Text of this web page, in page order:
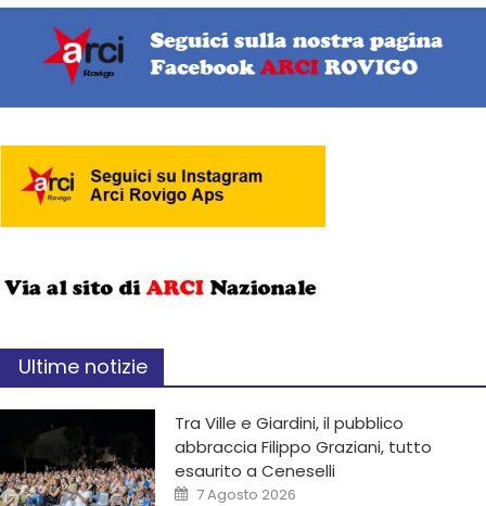
Ultime notizie
Tra Ville e Giardini, il pubblico
abbraccia Filippo Graziani, tutto
esaurito a Ceneselli
7 Agosto 2026